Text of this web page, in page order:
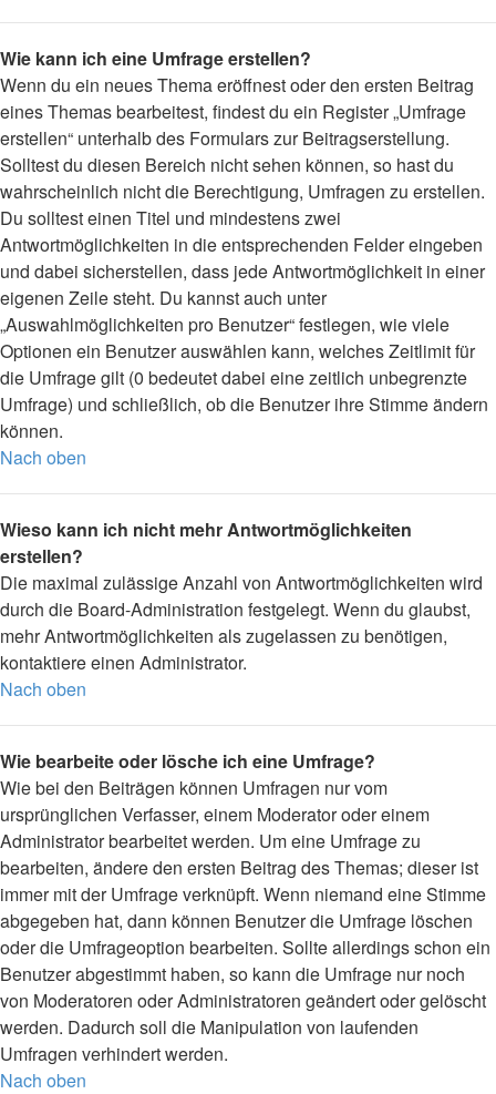
Wie kann ich eine Umfrage erstellen?
Wenn du ein neues Thema eröffnest oder den ersten Beitrag
eines Themas bearbeitest, findest du ein Register „Umfrage
erstellen“ unterhalb des Formulars zur Beitragserstellung.
Solltest du diesen Bereich nicht sehen können, so hast du
wahrscheinlich nicht die Berechtigung, Umfragen zu erstellen.
Du solltest einen Titel und mindestens zwei
Antwortmöglichkeiten in die entsprechenden Felder eingeben
und dabei sicherstellen, dass jede Antwortmöglichkeit in einer
eigenen Zeile steht. Du kannst auch unter
„Auswahlmöglichkeiten pro Benutzer“ festlegen, wie viele
Optionen ein Benutzer auswählen kann, welches Zeitlimit für
die Umfrage gilt (0 bedeutet dabei eine zeitlich unbegrenzte
Umfrage) und schließlich, ob die Benutzer ihre Stimme ändern
können.
Nach oben
Wieso kann ich nicht mehr Antwortmöglichkeiten
erstellen?
Die maximal zulässige Anzahl von Antwortmöglichkeiten wird
durch die Board-Administration festgelegt. Wenn du glaubst,
mehr Antwortmöglichkeiten als zugelassen zu benötigen,
kontaktiere einen Administrator.
Nach oben
Wie bearbeite oder lösche ich eine Umfrage?
Wie bei den Beiträgen können Umfragen nur vom
ursprünglichen Verfasser, einem Moderator oder einem
Administrator bearbeitet werden. Um eine Umfrage zu
bearbeiten, ändere den ersten Beitrag des Themas; dieser ist
immer mit der Umfrage verknüpft. Wenn niemand eine Stimme
abgegeben hat, dann können Benutzer die Umfrage löschen
oder die Umfrageoption bearbeiten. Sollte allerdings schon ein
Benutzer abgestimmt haben, so kann die Umfrage nur noch
von Moderatoren oder Administratoren geändert oder gelöscht
werden. Dadurch soll die Manipulation von laufenden
Umfragen verhindert werden.
Nach oben